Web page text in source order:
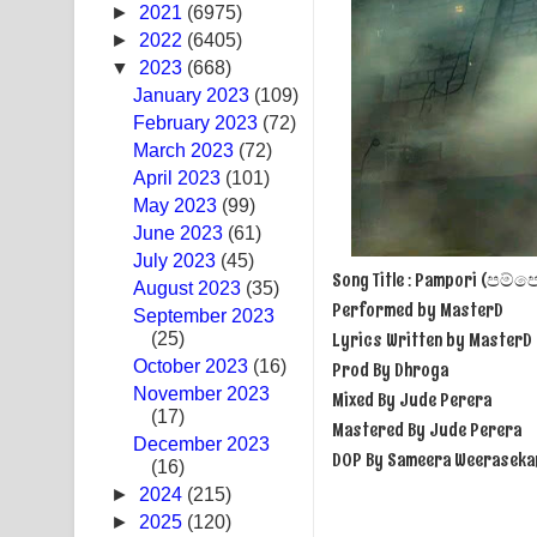
Ras Balan Song Lyrics - රැස් බලන් ගීතයේ පද පෙළ
Hoda sihiyen Song Lyrics - හොද සිහියෙන් ගීතයේ පද
Awanken Song Lyrics - අවංකෙන් ගීතයේ පද පෙළ
Pa Sina Song Lyrics - පෑ සිනා ගීතයේ පද පෙළ
Pemwanthiye Song Lyrics - පෙම්වන්තියේ ගීතයේ පද
Manobhawa Song Lyrics - මනෝභව ගීතයේ පද පෙළ
Akahe Indala Song Lyrics - ආකාහේ ඉඳලා ගීතයේ පද
Raawaya Song Lyrics - රාවය ගීතයේ පද පෙළ
Saddeta Denna Song Lyrics - සද්දෙට දෙන්න ගීතයේ
Aramuna Song Lyrics - අරමුණ ගීතයේ පද පෙළ
► 2021 (6975)
► 2022 (6405)
▼ 2023 (668)
January 2023 (109)
February 2023 (72)
March 2023 (72)
April 2023 (101)
May 2023 (99)
June 2023 (61)
July 2023 (45)
August 2023 (35)
September 2023
(25)
October 2023 (16)
November 2023
(17)
December 2023
(16)
► 2024 (215)
► 2025 (120)
Song Title : Pampori
Performed by MasterD
Lyrics Written by MasterD
Prod By Dhroga
Mixed By Jude Perera
Mastered By Jude Perera
DOP By Sameera